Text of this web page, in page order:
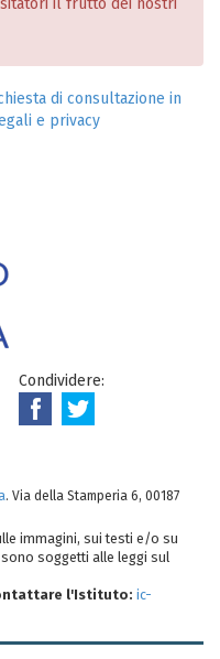
il frutto dei nostri
di consultazione in
e privacy
Condividere:
. Via della Stamperia 6, 00187
immagini, sui testi e/o su
soggetti alle leggi sul
l'Istituto: ic-